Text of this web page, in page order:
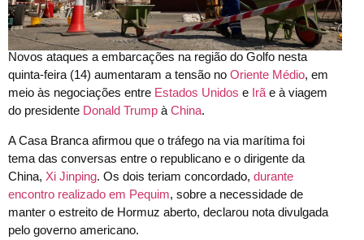
Novos ataques a embarcações na região do Golfo nesta
quinta-feira (14) aumentaram a tensão no Oriente Médio, em
meio às negociações entre Estados Unidos e Irã e à viagem
do presidente Donald Trump à China.
A Casa Branca afirmou que o tráfego na via marítima foi
tema das conversas entre o republicano e o dirigente da
China, Xi Jinping. Os dois teriam concordado, durante
encontro realizado em Pequim, sobre a necessidade de
manter o estreito de Hormuz aberto, declarou nota divulgada
pelo governo americano.